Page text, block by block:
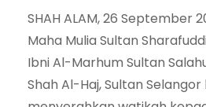
MAHKAMAH TINGGI
MAHKAMAH RENDAH
ANGGOTA
NEGERI SELANGOR
SHAH ALAM, 26 September
Maha Mulia Sultan
Ibni Al-Marhum Sultan
Shah Al-Haj, Sultan